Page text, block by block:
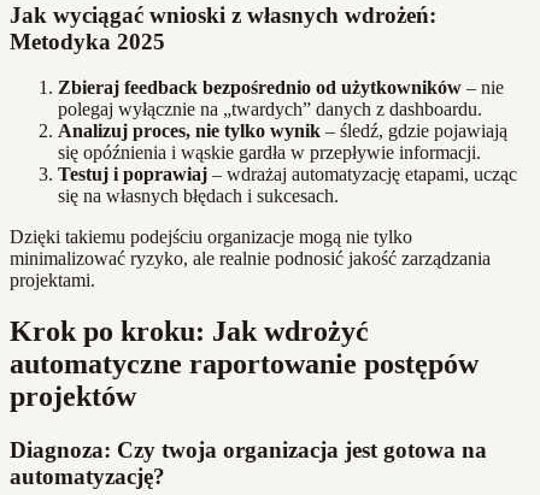
Jak wyciągać wnioski z własnych wdrożeń:
Metodyka 2025
Zbieraj feedback bezpośrednio od użytkowników – nie
polegaj wyłącznie na „twardych” danych z dashboardu.
Analizuj proces, nie tylko wynik – śledź, gdzie pojawiają
się opóźnienia i wąskie gardła w przepływie informacji.
Testuj i poprawiaj – wdrażaj automatyzację etapami, ucząc
się na własnych błędach i sukcesach.
Dzięki takiemu podejściu organizacje mogą nie tylko
minimalizować ryzyko, ale realnie podnosić jakość zarządzania
projektami.
Krok po kroku: Jak wdrożyć
automatyczne raportowanie postępów
projektów
Diagnoza: Czy twoja organizacja jest gotowa na
automatyzację?